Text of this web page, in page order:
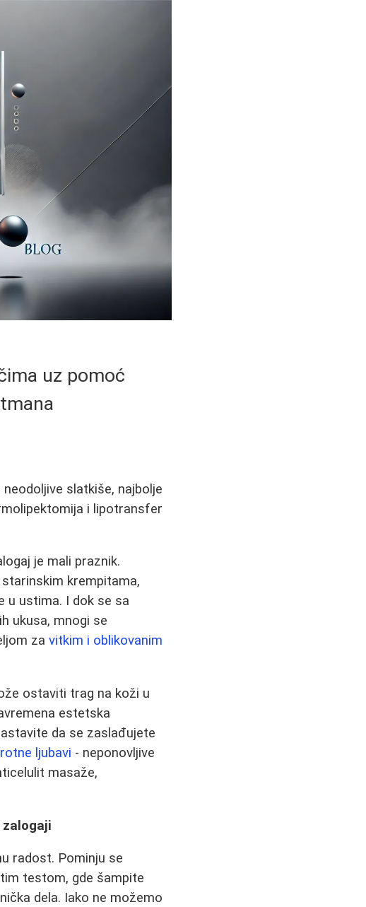
uz pomoć
slatkiše, najbolje
i lipotransfer
je mali praznik.
krempitama,
u ustima. I dok se sa
ukusa, mnogi se
zavitkim i oblikovanim
ostaviti trag na koži u
estetska
da se zaslađujete
ljubavi - neponovljive
masaže,
radost. Pominju se
testom, gde šampite
dela. Iako ne možemo